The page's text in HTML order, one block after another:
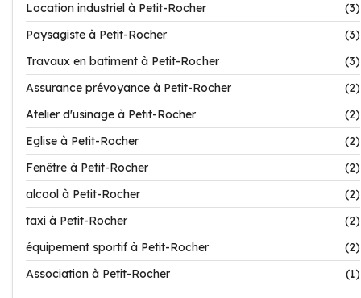
Location industriel à Petit-Rocher
(3)
Paysagiste à Petit-Rocher
(3)
Travaux en batiment à Petit-Rocher
(3)
Assurance prévoyance à Petit-Rocher
(2)
Atelier d'usinage à Petit-Rocher
(2)
Eglise à Petit-Rocher
(2)
Fenêtre à Petit-Rocher
(2)
alcool à Petit-Rocher
(2)
taxi à Petit-Rocher
(2)
équipement sportif à Petit-Rocher
(2)
Association à Petit-Rocher
(1)